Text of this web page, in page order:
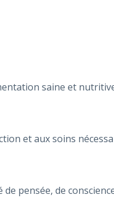
saine et
et aux soins
de pensée, de